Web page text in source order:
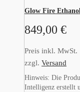
Glow Fire
849,00 €
Preis inkl. MwSt.
zzgl. Versand
Hinweis: Die
Intelligenz erstellt